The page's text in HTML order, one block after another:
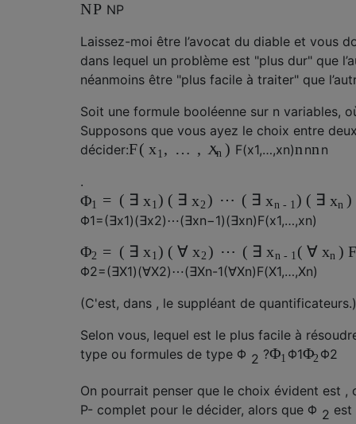
NP NP
Laissez-moi être l’avocat du diable et vous
dans lequel un problème est "plus dur" que
néanmoins être "plus facile à traiter" que
Soit une formule booléenne sur n variables,
Supposons que vous ayez le choix entre
décider:F(x1 , … , Xn ) F(x1,…,xn)n nn n
.
Φ1 = ( ∃x 1 ) ( ∃x 2 ) ⋯ ( ∃xn - 1 ) ( ∃ xn )
Φ1=(∃x1)(∃x2) ⋯(∃xn−1)(∃xn)F(x1,…,xn)
Φ2 = ( ∃x 1) (∀x2) ⋯ ( ∃xn - 1 ( ∀ xn ) F
Φ2=(∃X1)(∀X2) ⋯(∃Xn-1(∀Xn)F(X1,…,Xn)
(C'est, dans , le suppléant de quantificateurs.)
Selon vous, lequel est le plus facile à
type ou formules de type Φ 2 ?Φ1 Φ1Φ2 Φ2
On pourrait penser que le choix évident est ,
P- complet pour le décider, alors que Φ 2